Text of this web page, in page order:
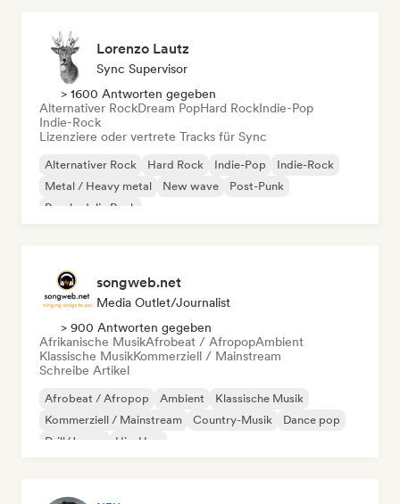
Lorenzo Lautz
Sync Supervisor
> 1600 Antworten gegeben
Alternativer RockDream PopHard RockIndie-Pop
Indie-Rock
Lizenziere oder vertrete Tracks für Sync
Alternativer Rock Hard Rock Indie-Pop
Indie-Rock
Metal / Heavy metal
New wave
Post-Punk
Psychedelic Rock
songweb.net
Media Outlet/Journalist
> 900 Antworten gegeben
Afrikanische MusikAfrobeat / AfropopAmbient
Klassische MusikKommerziell / Mainstream
Schreibe Artikel
Afrobeat / Afropop Ambient
Klassische Musik
Kommerziell / Mainstream
Country-Musik
Dance pop
Drill/Jersey
Hip-Hop